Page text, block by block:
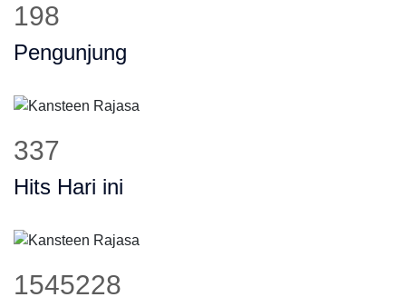
248
Pengunjung
427
Hits Hari ini
1960801